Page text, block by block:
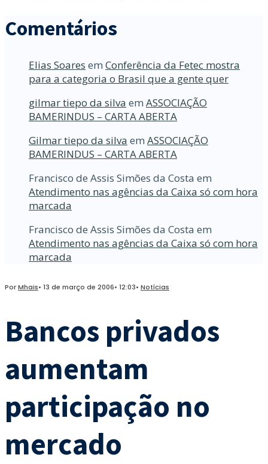
Comentários
Elias Soares em Conferência da Fetec mostra
para a categoria o Brasil que a gente quer
gilmar tiepo da silva em ASSOCIAÇÃO
BAMERINDUS – CARTA ABERTA
Gilmar tiepo da silva em ASSOCIAÇÃO
BAMERINDUS – CARTA ABERTA
Francisco de Assis Simões da Costa em
Atendimento nas agências da Caixa só com hora
marcada
Francisco de Assis Simões da Costa em
Atendimento nas agências da Caixa só com hora
marcada
PorMhais• 13 de março de 2006• 12:03• Notícias
Bancos privados
aumentam
participação no
mercado